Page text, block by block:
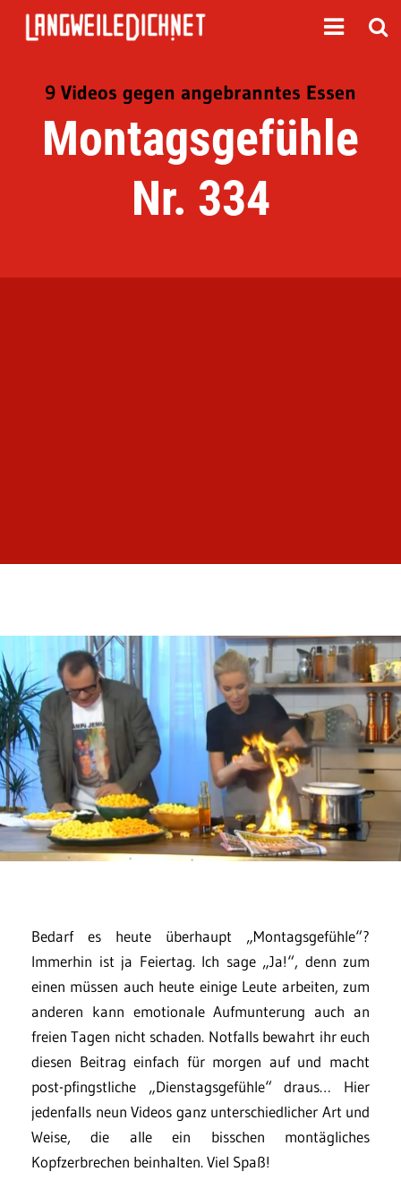
9 Videos gegen angebranntes Essen
Montagsgefühle
Nr. 334
Bedarf es heute überhaupt „Montagsgefühle“?
Immerhin ist ja Feiertag. Ich sage „Ja!“, denn zum
einen müssen auch heute einige Leute arbeiten, zum
anderen kann emotionale Aufmunterung auch an
freien Tagen nicht schaden. Notfalls bewahrt ihr euch
diesen Beitrag einfach für morgen auf und macht
post-pfingstliche „Dienstagsgefühle“ draus… Hier
jedenfalls neun Videos ganz unterschiedlicher Art und
Weise, die alle ein bisschen montägliches
Kopfzerbrechen beinhalten. Viel Spaß!